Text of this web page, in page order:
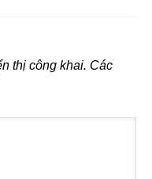
thị công khai. Các